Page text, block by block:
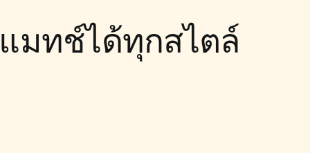
แมทช์ได้ทุกสไตล์